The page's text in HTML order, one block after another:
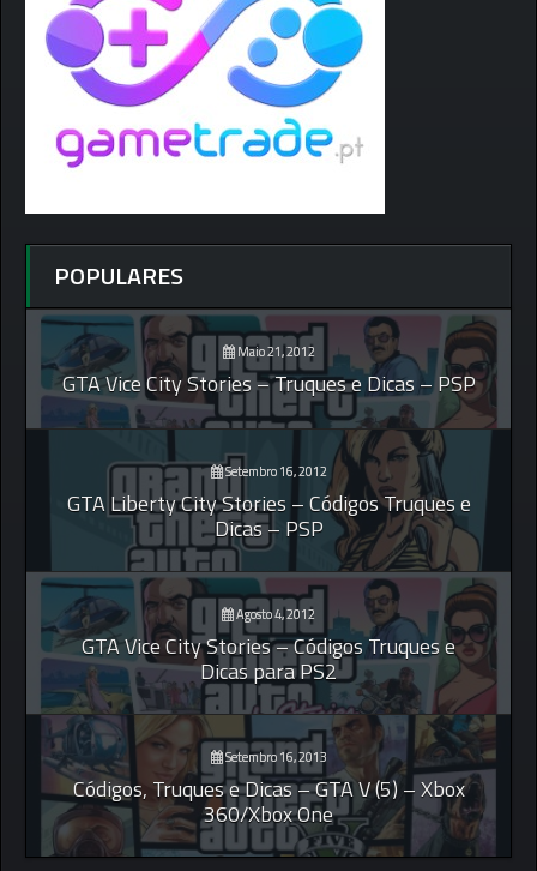
POPULARES
Maio 21, 2012
GTA Vice City Stories – Truques e Dicas – PSP
Setembro 16, 2012
GTA Liberty City Stories – Códigos Truques e
Dicas – PSP
Agosto 4, 2012
GTA Vice City Stories – Códigos Truques e
Dicas para PS2
Setembro 16, 2013
Códigos, Truques e Dicas – GTA V (5) – Xbox
360/Xbox One